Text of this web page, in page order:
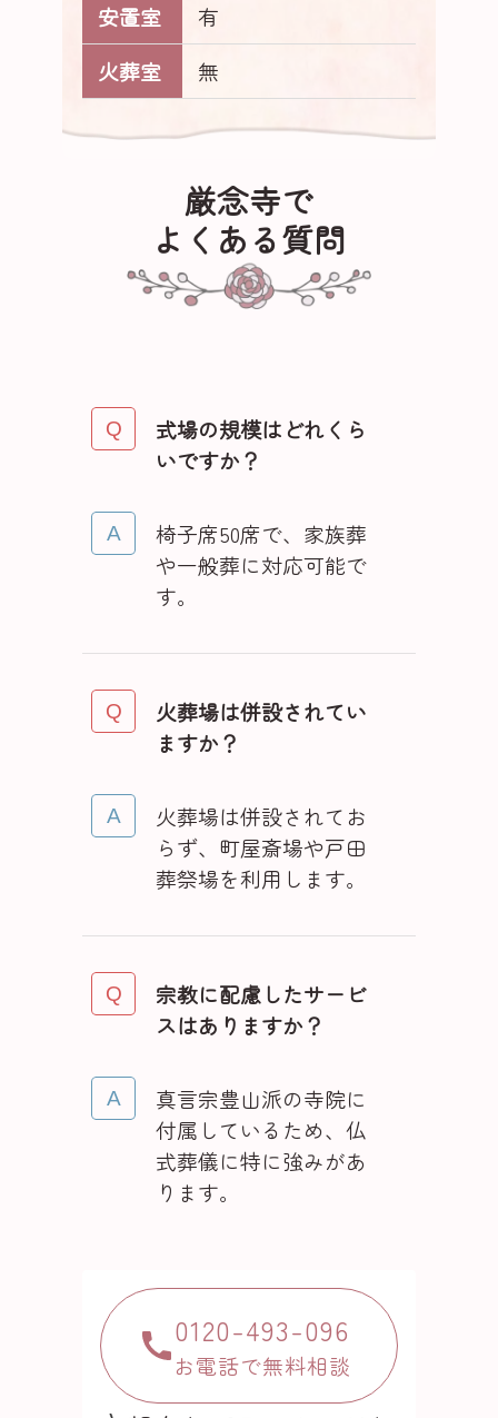
安置室
有
火葬室
無
厳念寺で
よくある質問
式場の規模はどれくら
いですか？
椅子席50席で、家族葬
や一般葬に対応可能で
す。
火葬場は併設されてい
ますか？
火葬場は併設されてお
らず、町屋斎場や戸田
葬祭場を利用します。
宗教に配慮したサービ
スはありますか？
真言宗豊山派の寺院に
付属しているため、仏
式葬儀に特に強みがあ
ります。
0120-493-096
お電話で無料相談